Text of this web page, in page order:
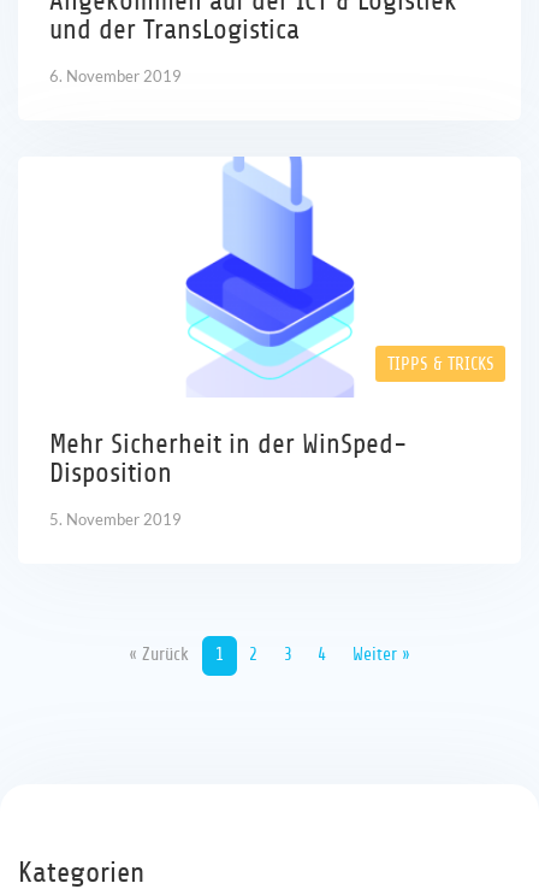
und der TransLogistica
6. November 2019
TIPPS & TRICKS
Mehr Sicherheit in der WinSped-
Disposition
5. November 2019
« Zurück 1 2 3 4 Weiter »
Kategorien